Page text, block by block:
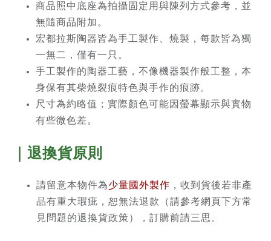
商品照中底座為拍攝固定用與陳列方式參考，並
無隨商品附加。
宏都拉斯陶器皆為手工製作、燒製，每款皆為獨
一無二，僅有一只。
手工製作的陶器工藝，不像機器製作般工整，本
身保有其柴燒裂痕特色與手作的痕跡。
尺寸為約略值；實際顏色可能因螢幕顯示與實物
有些微色差。
｜退換貨原則
請留意本物件為少量國外製作 ，收到貨後若非產
品有重大瑕疵，恕無法退款（請參考網頁下方常
見問題的退換貨政策），訂購前請三思。